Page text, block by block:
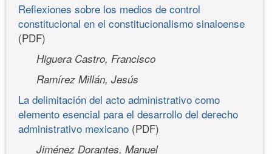
Reflexiones sobre los medios de control
constitucional en el constitucionalismo sinaloense
(PDF)
Higuera Castro, Francisco
Ramírez Millán, Jesús
La delimitación del acto administrativo como
elemento esencial para el desarrollo del derecho
administrativo mexicano (PDF)
Jiménez Dorantes, Manuel